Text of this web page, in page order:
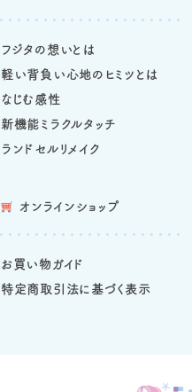
フジタの想いとは
軽い背負い心地のヒミツとは
なじむ感性
新機能ミラクルタッチ
ランドセルリメイク
オンラインショップ
お買い物ガイド
特定商取引法に基づく表示